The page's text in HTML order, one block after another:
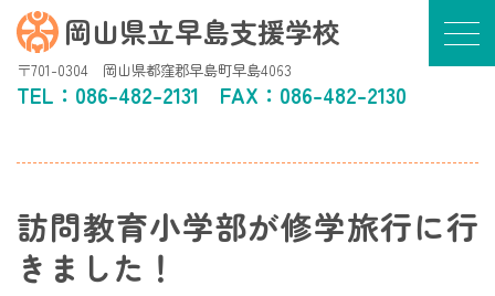
岡山県立早島支援学校
〒701-0304 岡山県都窪郡早島町早島4063
TEL： 086-482-2131 FAX：086-482-2130
訪問教育小学部が修学旅行に行
きました！